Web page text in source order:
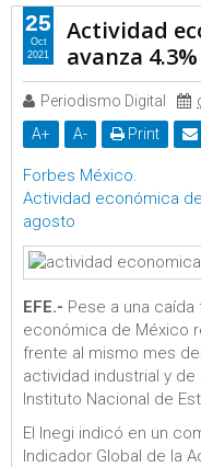
Forbes
Noticias
Actividad económica de
Actividad
avanza
Periodismo Digital
A+ A- Print
Forbes México.
Actividad económica
agosto
EFE.- Pese a una
económica de México
frente al mismo mes
actividad industrial y
Instituto Nacional de
El Inegi indicó en un
Indicador Global de la
25
Oct
2021